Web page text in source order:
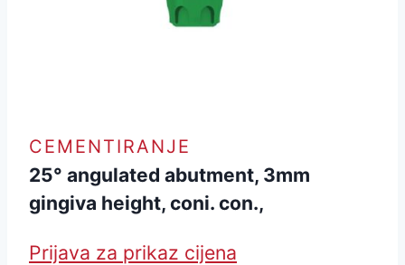
CEMENTIRANJE
25° angulated abutment, 3mm
gingiva height, coni. con.,
Prijava za prikaz cijena